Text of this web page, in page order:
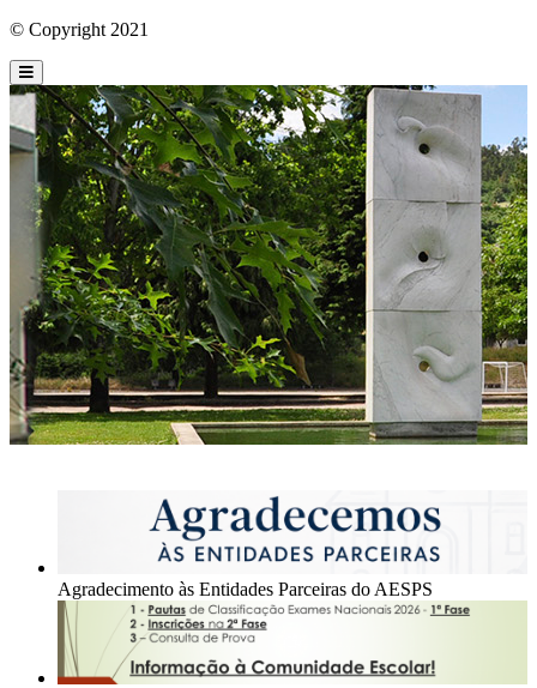
© Copyright 2021
Agradecimento às Entidades Parceiras do AESPS